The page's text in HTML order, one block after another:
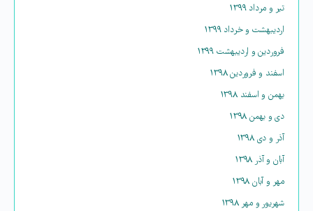
تیر و مرداد ۱۳۹۹
اردیبهشت و خرداد ۱۳۹۹
فروردین و اردیبهشت ۱۳۹۹
اسفند و فروردین ۱۳۹۸
بهمن و اسفند ۱۳۹۸
دی و بهمن ۱۳۹۸
آذر و دی ۱۳۹۸
آبان و آذر ۱۳۹۸
مهر و آبان ۱۳۹۸
شهریور و مهر ۱۳۹۸